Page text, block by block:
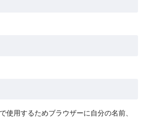
使用するためブラウザーに自分の名前、